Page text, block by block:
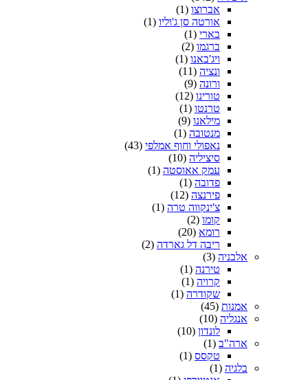
אברוצו (1)
אורטה סן ג'וליו (1)
בארי (1)
ברגמו (2)
ויג'באנו (1)
ונציה (11)
ורונה (9)
טורינו (12)
טרנטו (1)
מילאנו (9)
מנטובה (1)
נאפולי וחוף אמלפי (43)
סיציליה (10)
עמק אאוסטה (1)
פדובה (1)
פירנצה (12)
צ'ינקווה טרה (1)
קומו (2)
רומא (20)
ריבה דל גארדה (2)
אלבניה (3)
טירנה (1)
קרויה (1)
שקודרה (1)
אמנות (45)
אנגליה (10)
לונדון (10)
ארה"ב (1)
טקסס (1)
בלגיה (1)